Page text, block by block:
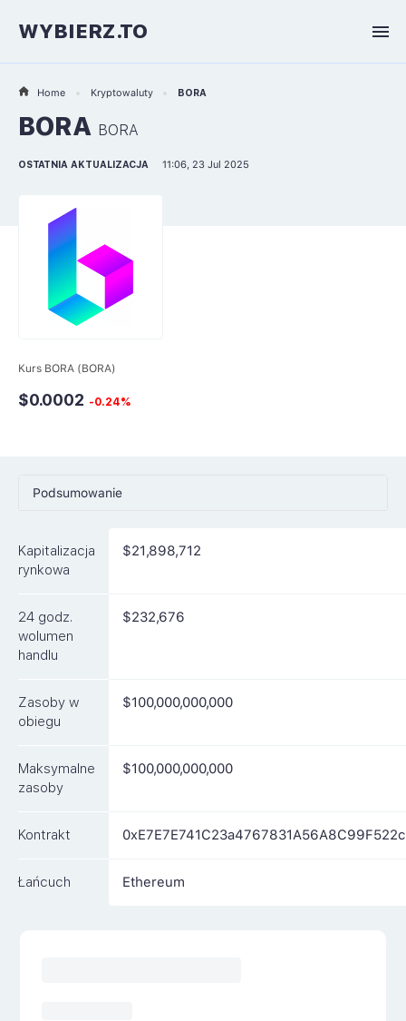
WYBIERZ.TO
Home Kryptowaluty BORA
BORA BORA
OSTATNIA AKTUALIZACJA 11:06, 23 Jul 2025
Kurs BORA (BORA)
$0.0002 -0.24%
Podsumowanie
Rynki
FAQ
Kapitalizacja
rynkowa
$21,898,712
24 godz.
wolumen
handlu
$232,676
Zasoby w
obiegu
$100,000,000,000
Maksymalne
zasoby
$100,000,000,000
Kontrakt
Łańcuch Ethereum